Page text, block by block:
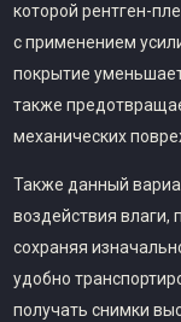
которой рентген-
с применением
покрытие
также
механических
Также данный
воздействия влаги,
сохраняя
удобно
получать снимки